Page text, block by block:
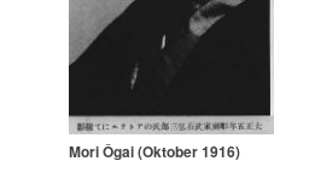
Mori Ôgai (Oktober 1916)